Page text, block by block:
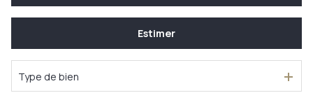
De l'immo pro
De l'immo pro
Estimer
Type de bien